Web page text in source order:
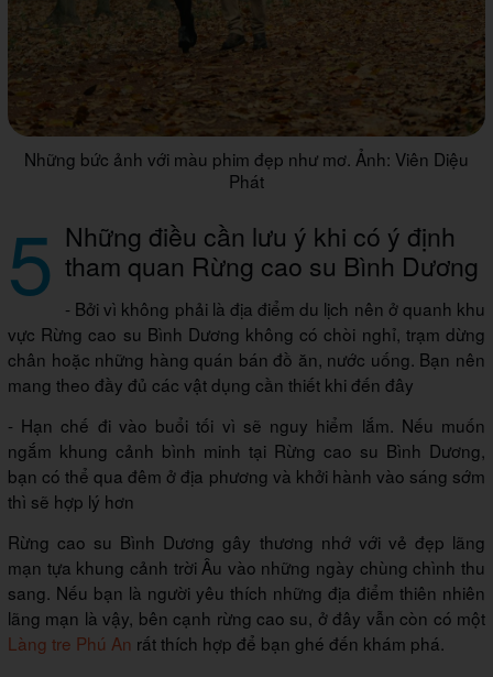
Những bức ảnh với màu phim đẹp như mơ. Ảnh: Viên Diệu
Phát
5 Những điều cần lưu ý khi có ý định
tham quan Rừng cao su Bình Dương
- Bởi vì không phải là địa điểm du lịch nên ở quanh khu
vực Rừng cao su Bình Dương không có chòi nghỉ, trạm dừng
chân hoặc những hàng quán bán đồ ăn, nước uống. Bạn nên
mang theo đầy đủ các vật dụng cần thiết khi đến đây
- Hạn chế đi vào buổi tối vì sẽ nguy hiểm lắm. Nếu muốn
ngắm khung cảnh bình minh tại Rừng cao su Bình Dương,
bạn có thể qua đêm ở địa phương và khởi hành vào sáng sớm
thì sẽ hợp lý hơn
Rừng cao su Bình Dương gây thương nhớ với vẻ đẹp lãng
mạn tựa khung cảnh trời Âu vào những ngày chùng chình thu
sang. Nếu bạn là người yêu thích những địa điểm thiên nhiên
lãng mạn là vậy, bên cạnh rừng cao su, ở đây vẫn còn có một
Làng tre Phú An rất thích hợp để bạn ghé đến khám phá.